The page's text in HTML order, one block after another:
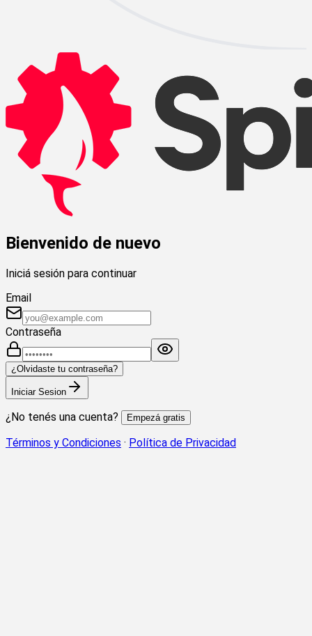
Bienvenido de nuevo
Iniciá sesión para continuar
Email
Contraseña
¿Olvidaste tu contraseña?
Iniciar Sesion
¿No tenés una cuenta? Empezá gratis
Términos y Condiciones · Política de Privacidad